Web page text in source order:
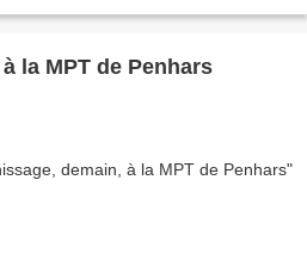
la MPT de Penhars